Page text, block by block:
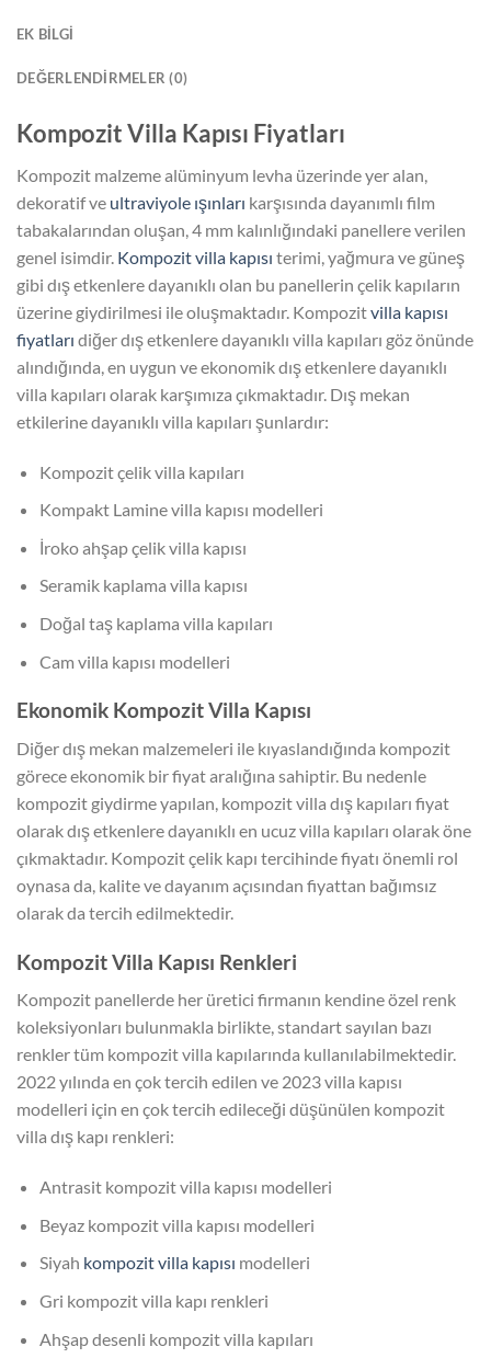
EK BILGI
DEĞERLENDIRMELER (0)
Kompozit Villa Kapısı Fiyatları
Kompozit malzeme alüminyum levha üzerinde yer alan,
dekoratif ve ultraviyole ışınları karşısında dayanımlı film
tabakalarından oluşan, 4 mm kalınlığındaki panellere verilen
genel isimdir. Kompozit villa kapısı terimi, yağmura ve güneş
gibi dış etkenlere dayanıklı olan bu panellerin çelik kapıların
üzerine giydirilmesi ile oluşmaktadır. Kompozitvilla kapısı
fiyatları diğer dış etkenlere dayanıklı villa kapıları göz önünde
alındığında, en uygun ve ekonomik dış etkenlere dayanıklı
villa kapıları olarak karşımıza çıkmaktadır. Dış mekan
etkilerine dayanıklı villa kapıları şunlardır:
Kompozit çelik villa kapıları
Kompakt Lamine villa kapısı modelleri
İroko ahşap çelik villa kapısı
Seramik kaplama villa kapısı
Doğal taş kaplama villa kapıları
Cam villa kapısı modelleri
Ekonomik Kompozit Villa Kapısı
Diğer dış mekan malzemeleri ile kıyaslandığında kompozit
görece ekonomik bir fiyat aralığına sahiptir. Bu nedenle
kompozit giydirme yapılan, kompozit villa dış kapıları fiyat
olarak dış etkenlere dayanıklı en ucuz villa kapıları olarak öne
çıkmaktadır. Kompozit çelik kapı tercihinde fiyatı önemli rol
oynasa da, kalite ve dayanım açısından fiyattan bağımsız
olarak da tercih edilmektedir.
Kompozit Villa Kapısı Renkleri
Kompozit panellerde her üretici firmanın kendine özel renk
koleksiyonları bulunmakla birlikte, standart sayılan bazı
renkler tüm kompozit villa kapılarında kullanılabilmektedir.
2022 yılında en çok tercih edilen ve 2023 villa kapısı
modelleri için en çok tercih edileceği düşünülen kompozit
villa dış kapı renkleri:
Antrasit kompozit villa kapısı modelleri
Beyaz kompozit villa kapısı modelleri
Siyah kompozit villa kapısı modelleri
Gri kompozit villa kapı renkleri
Ahşap desenli kompozit villa kapıları